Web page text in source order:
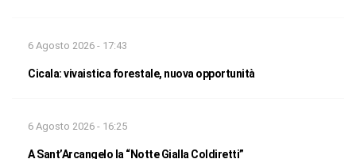
6 Agosto 2026 - 17:43
Cicala: vivaistica forestale, nuova opportunità
6 Agosto 2026 - 16:25
A Sant’Arcangelo la “Notte Gialla Coldiretti”